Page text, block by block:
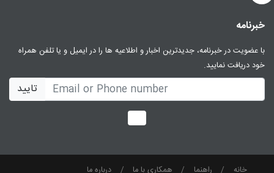
خبرنامه
با عضویت در خبرنامه، جدیدترین اخبار و اطلاعیه ها را در ایمیل و یا تلفن همراه
خود دریافت نمایید.
تایید
خانه راهنما همکاری با ما درباره ما